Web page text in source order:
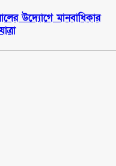
উদ্যোগে মানবাধিকার